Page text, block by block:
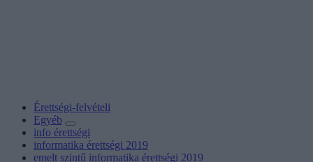
Érettségi-felvételi
Egyéb
info érettségi
informatika érettségi 2019
emelt szintű informatika érettségi 2019